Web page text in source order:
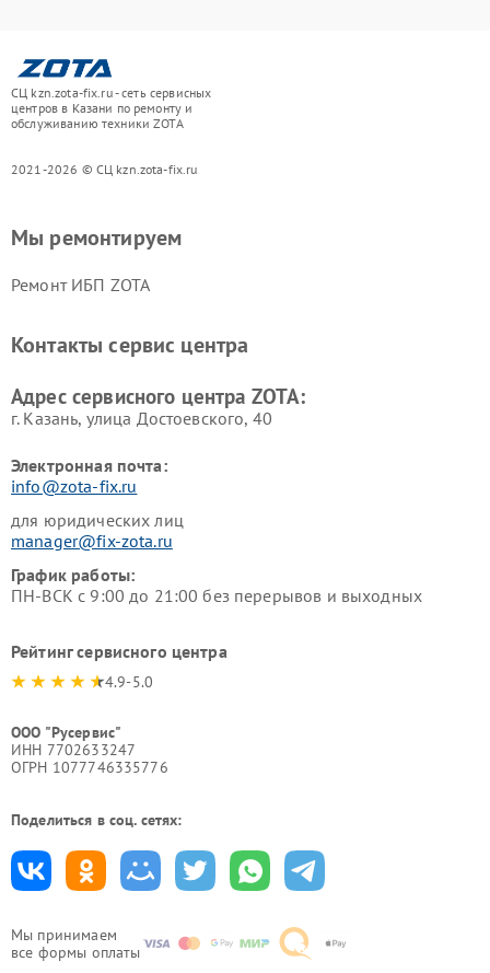
СЦ kzn.zota-fix.ru - сеть сервисных
центров в Казани по ремонту и
обслуживанию техники ZOTA
2021-2026 © СЦ kzn.zota-fix.ru
Мы принимаем
все формы оплаты
Мы ремонтируем
Ремонт ИБП ZOTA
Контакты сервис центра
Адрес сервисного центра ZOTA:
г. Казань, улица Достоевского, 40
Электронная почта:
info@zota-fix.ru
для юридических лиц
manager@fix-zota.ru
График работы:
ПН-ВСК с 9:00 до 21:00 без перерывов и выходных
Рейтинг сервисного центра
4.9-5.0
ООО "Русервис"
ИНН 7702633247
ОГРН 1077746335776
Поделиться в соц. сетях: